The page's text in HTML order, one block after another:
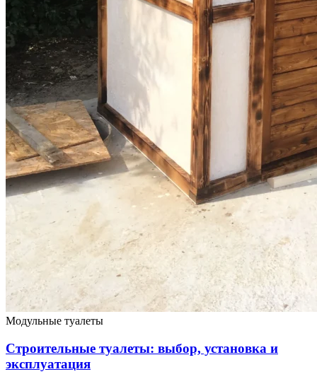
Модульные туалеты
Строительные туалеты: выбор, установка и
эксплуатация